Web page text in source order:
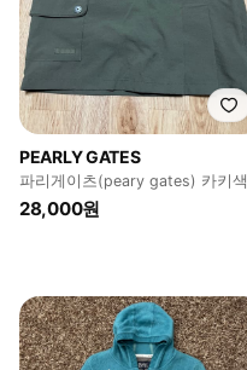
PEARLY GATES
파리게이츠(peary gates) 카키색
여성 골프 스커트
28,000원